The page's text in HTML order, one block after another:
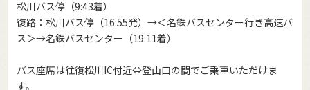
松川バス停（9:43着）
復路：松川バス停（16:55発）→＜名鉄バスセンター行き高速バ
ス＞→名鉄バスセンター（19:11着）
バス座席は往復松川IC付近⇔登山口の間でご乗車いただけま
す。